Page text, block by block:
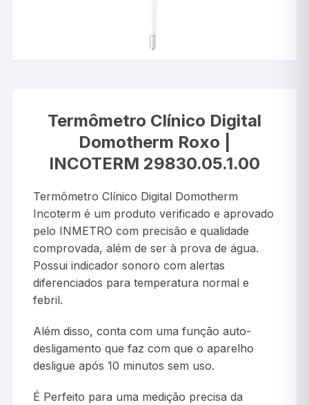
Termômetro Clínico Digital
Domotherm Roxo |
INCOTERM 29830.05.1.00
Termômetro Clínico Digital Domotherm
Incoterm é um produto verificado e aprovado
pelo INMETRO com precisão e qualidade
comprovada, além de ser à prova de água.
Possui indicador sonoro com alertas
diferenciados para temperatura normal e
febril.
Além disso, conta com uma função auto-
desligamento que faz com que o aparelho
desligue após 10 minutos sem uso.
É Perfeito para uma medição precisa da